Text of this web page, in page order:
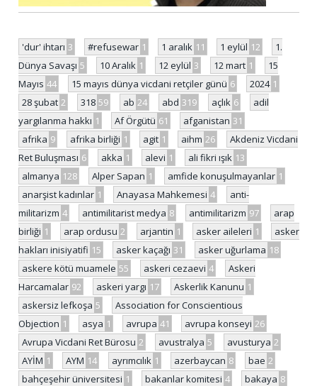
'dur' ihtarı 3 #refusewar 1 1 aralık 11 1 eylül 12
1.
Dünya Savaşı 5 10 Aralık 1 12 eylül 3 12 mart 1
15
Mayıs 44 15 mayıs dünya vicdani retçiler günü 6 2024 1
28 şubat 2 318 59 ab 24 abd 319 açlık 6
adil
yargılanma hakkı 1 Af Örgütü 61 afganistan 31
afrika 9 afrika birliği 1 agit 1 aihm 26
Akdeniz Vicdani
Ret Buluşması 6 akka 1 alevi 1 ali fikri ışık 13
almanya 128 Alper Sapan 1 amfide konuşulmayanlar 1
anarşist kadınlar 1 Anayasa Mahkemesi 4
anti-
militarizm 4 antimilitarist medya 8 antimilitarizm 97
arap
birliği 1 arap ordusu 2 arjantin 1 asker aileleri 1
asker
hakları inisiyatifi 15 asker kaçağı 31 asker uğurlama 18
askere kötü muamele 55 askeri cezaevi 4
Askeri
Harcamalar 92 askeri yargı 17 Askerlik Kanunu 1
askersiz lefkoşa 5
Association for Conscientious
Objection 1 asya 1 avrupa 41 avrupa konseyi 26
Avrupa Vicdani Ret Bürosu 2 avustralya 5 avusturya 2
AYİM 1 AYM 14 ayrımcılık 1 azerbaycan 8 bae 2
bahçeşehir üniversitesi 1 bakanlar komitesi 4 bakaya 8